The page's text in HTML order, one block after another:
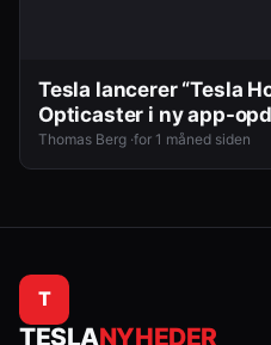
Tesla lancerer “Tesla
Opticaster i ny app-
Thomas Berg ·for 1 måned siden
T
TESLANYHEDER